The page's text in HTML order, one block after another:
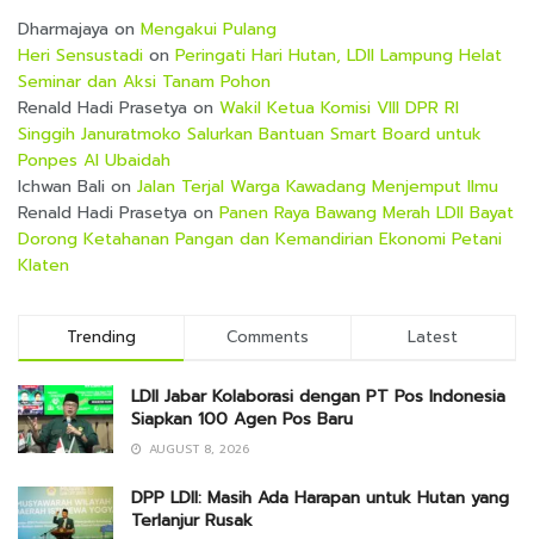
Dharmajaya on Mengakui Pulang
Heri Sensustadi on Peringati Hari Hutan, LDII Lampung Helat
Seminar dan Aksi Tanam Pohon
Renald Hadi Prasetya on Wakil Ketua Komisi VIII DPR RI
Singgih Januratmoko Salurkan Bantuan Smart Board untuk
Ponpes Al Ubaidah
Ichwan Bali on Jalan Terjal Warga Kawadang Menjemput Ilmu
Renald Hadi Prasetya on Panen Raya Bawang Merah LDII Bayat
Dorong Ketahanan Pangan dan Kemandirian Ekonomi Petani
Klaten
Trending Comments Latest
LDII Jabar Kolaborasi dengan PT Pos Indonesia
Siapkan 100 Agen Pos Baru
AUGUST 8, 2026
DPP LDII: Masih Ada Harapan untuk Hutan yang
Terlanjur Rusak